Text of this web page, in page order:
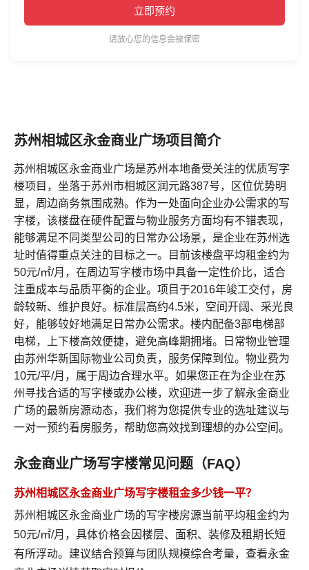
立即预约
请放心您的信息会被保密
苏州相城区永金商业广场项目简介
苏州相城区永金商业广场是苏州本地备受关注的优质写字
楼项目，坐落于苏州市相城区润元路387号，区位优势明
显，周边商务氛围成熟。作为一处面向企业办公需求的写
字楼，该楼盘在硬件配置与物业服务方面均有不错表现，
能够满足不同类型公司的日常办公场景，是企业在苏州选
址时值得重点关注的目标之一。目前该楼盘平均租金约为
50元/㎡/月，在周边写字楼市场中具备一定性价比，适合
注重成本与品质平衡的企业。项目于2016年竣工交付，房
龄较新、维护良好。标准层高约4.5米，空间开阔、采光良
好，能够较好地满足日常办公需求。楼内配备3部电梯部
电梯，上下楼高效便捷，避免高峰期拥堵。日常物业管理
由苏州华新国际物业公司负责，服务保障到位。物业费为
10元/平/月，属于周边合理水平。如果您正在为企业在苏
州寻找合适的写字楼或办公楼，欢迎进一步了解永金商业
广场的最新房源动态，我们将为您提供专业的选址建议与
一对一预约看房服务，帮助您高效找到理想的办公空间。
永金商业广场写字楼常见问题（FAQ）
苏州相城区永金商业广场写字楼租金多少钱一平？
苏州相城区永金商业广场的写字楼房源当前平均租金约为
50元/㎡/月，具体价格会因楼层、面积、装修及租期长短
有所浮动。建议结合预算与团队规模综合考量， 查看永金